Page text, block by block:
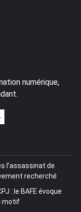
numérique,
l’assassinat de
recherché
: le BAFE évoque
motif